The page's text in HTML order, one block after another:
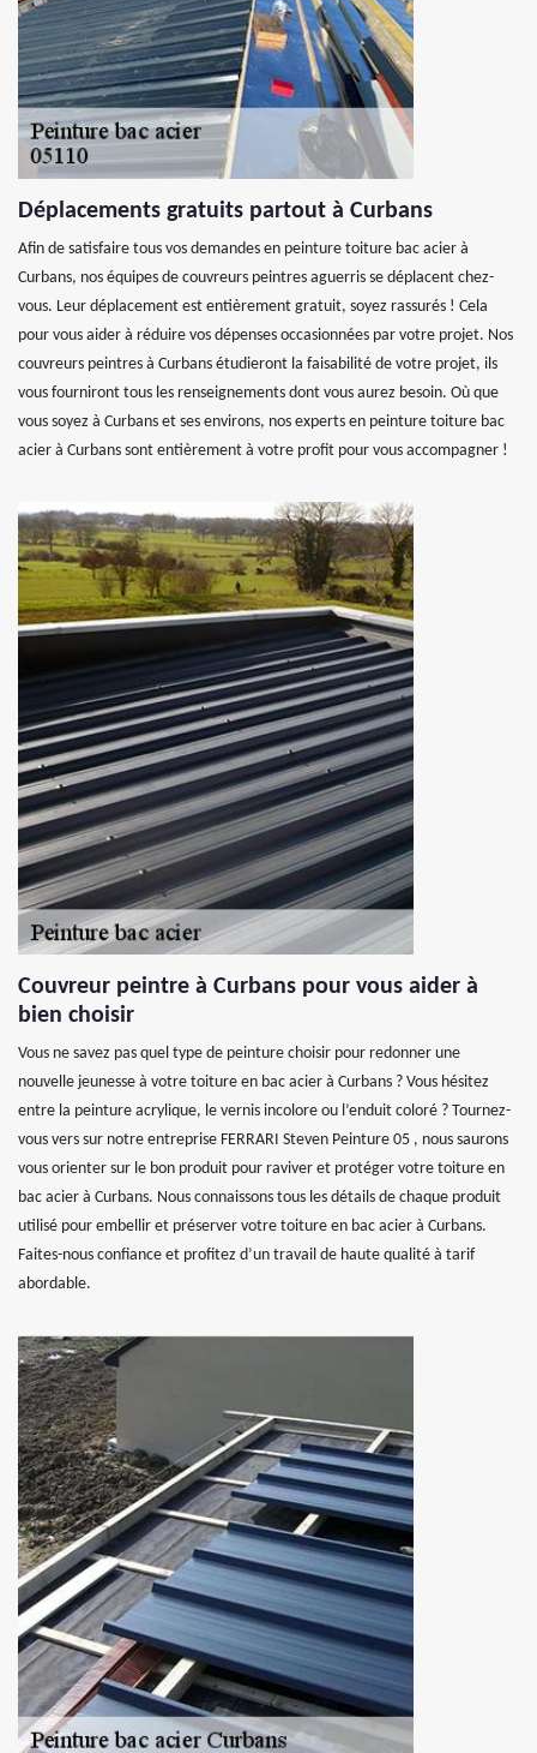
Déplacements gratuits partout à Curbans
Afin de satisfaire tous vos demandes en peinture toiture bac acier à
Curbans, nos équipes de couvreurs peintres aguerris se déplacent chez-
vous. Leur déplacement est entièrement gratuit, soyez rassurés ! Cela
pour vous aider à réduire vos dépenses occasionnées par votre projet. Nos
couvreurs peintres à Curbans étudieront la faisabilité de votre projet, ils
vous fourniront tous les renseignements dont vous aurez besoin. Où que
vous soyez à Curbans et ses environs, nos experts en peinture toiture bac
acier à Curbans sont entièrement à votre profit pour vous accompagner !
Couvreur peintre à Curbans pour vous aider à
bien choisir
Vous ne savez pas quel type de peinture choisir pour redonner une
nouvelle jeunesse à votre toiture en bac acier à Curbans ? Vous hésitez
entre la peinture acrylique, le vernis incolore ou l’enduit coloré ? Tournez-
vous vers sur notre entreprise FERRARI Steven Peinture 05 , nous saurons
vous orienter sur le bon produit pour raviver et protéger votre toiture en
bac acier à Curbans. Nous connaissons tous les détails de chaque produit
utilisé pour embellir et préserver votre toiture en bac acier à Curbans.
Faites-nous confiance et profitez d’un travail de haute qualité à tarif
abordable.